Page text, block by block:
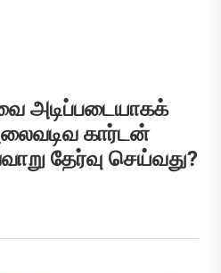
அடிப்படையாகக்
கார்டன்
தேர்வு செய்வது?